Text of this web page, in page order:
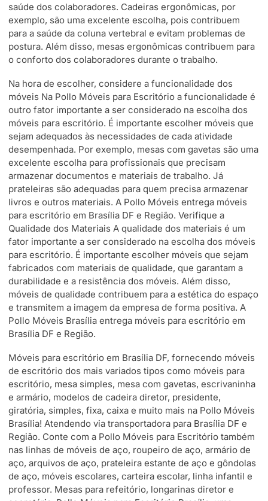
saúde dos colaboradores. Cadeiras ergonômicas, por
exemplo, são uma excelente escolha, pois contribuem
para a saúde da coluna vertebral e evitam problemas de
postura. Além disso, mesas ergonômicas contribuem para
o conforto dos colaboradores durante o trabalho.
Na hora de escolher, considere a funcionalidade dos
móveis Na Pollo Móveis para Escritório a funcionalidade é
outro fator importante a ser considerado na escolha dos
móveis para escritório. É importante escolher móveis que
sejam adequados às necessidades de cada atividade
desempenhada. Por exemplo, mesas com gavetas são uma
excelente escolha para profissionais que precisam
armazenar documentos e materiais de trabalho. Já
prateleiras são adequadas para quem precisa armazenar
livros e outros materiais. A Pollo Móveis entrega móveis
para escritório em Brasília DF e Região. Verifique a
Qualidade dos Materiais A qualidade dos materiais é um
fator importante a ser considerado na escolha dos móveis
para escritório. É importante escolher móveis que sejam
fabricados com materiais de qualidade, que garantam a
durabilidade e a resistência dos móveis. Além disso,
móveis de qualidade contribuem para a estética do espaço
e transmitem a imagem da empresa de forma positiva. A
Pollo Móveis Brasília entrega móveis para escritório em
Brasília DF e Região.
Móveis para escritório em Brasília DF, fornecendo móveis
de escritório dos mais variados tipos como móveis para
escritório, mesa simples, mesa com gavetas, escrivaninha
e armário, modelos de cadeira diretor, presidente,
giratória, simples, fixa, caixa e muito mais na Pollo Móveis
Brasília! Atendendo via transportadora para Brasília DF e
Região. Conte com a Pollo Móveis para Escritório também
nas linhas de móveis de aço, roupeiro de aço, armário de
aço, arquivos de aço, prateleira estante de aço e gôndolas
de aço, móveis escolares, carteira escolar, linha infantil e
professor. Mesas para refeitório, longarinas diretor e